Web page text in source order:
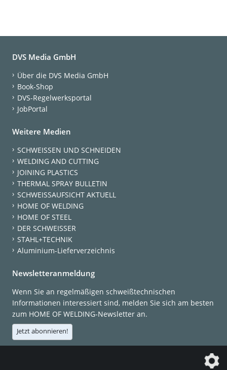
DVS Media GmbH
Über die DVS Media GmbH
Book-Shop
DVS-Regelwerksportal
JobPortal
Weitere Medien
SCHWEISSEN UND SCHNEIDEN
WELDING AND CUTTING
JOINING PLASTICS
THERMAL SPRAY BULLETIN
SCHWEISSAUFSICHT AKTUELL
HOME OF WELDING
HOME OF STEEL
DER SCHWEISSER
STAHL+TECHNIK
Aluminium-Lieferverzeichnis
Newsletteranmeldung
Wenn Sie an regelmäßigen schweißtechnischen
Informationen interessiert sind, melden Sie sich am besten
zum HOME OF WELDING-Newsletter an.
Jetzt abonnieren!